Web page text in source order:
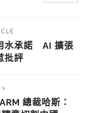
水承諾 AI 擴張
批評
總裁哈斯：